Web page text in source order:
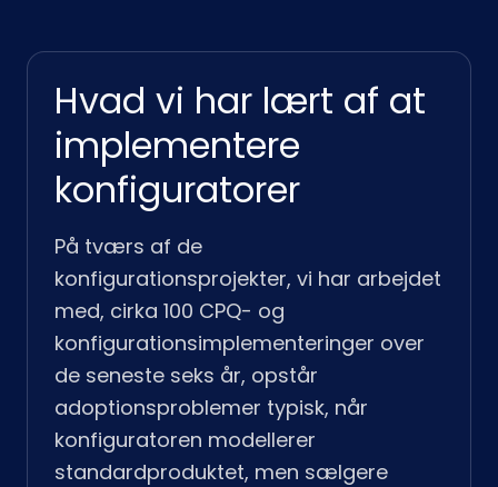
Hvad vi har lært af at
implementere
konfiguratorer
På tværs af de
konfigurationsprojekter, vi har arbejdet
med, cirka 100 CPQ- og
konfigurationsimplementeringer over
de seneste seks år, opstår
adoptionsproblemer typisk, når
konfiguratoren modellerer
standardproduktet, men sælgere